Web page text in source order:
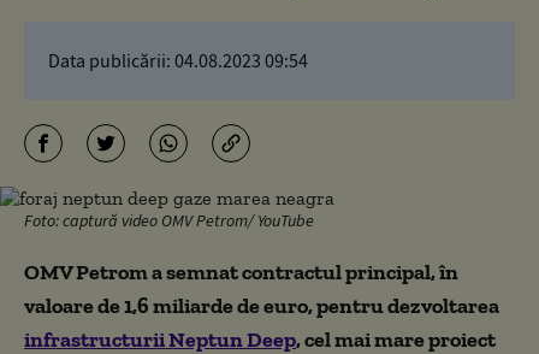
Data publicării: 04.08.2023 09:54
Foto: captură video OMV Petrom/ YouTube
OMV Petrom a semnat contractul principal, în
valoare de 1,6 miliarde de euro, pentru dezvoltarea
infrastructurii Neptun Deep, cel mai mare proiect